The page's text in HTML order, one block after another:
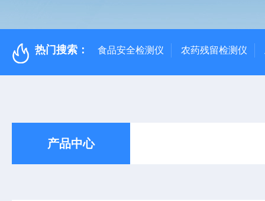
热门搜索： 食品安全检测仪 农药残留检测仪
产品中心